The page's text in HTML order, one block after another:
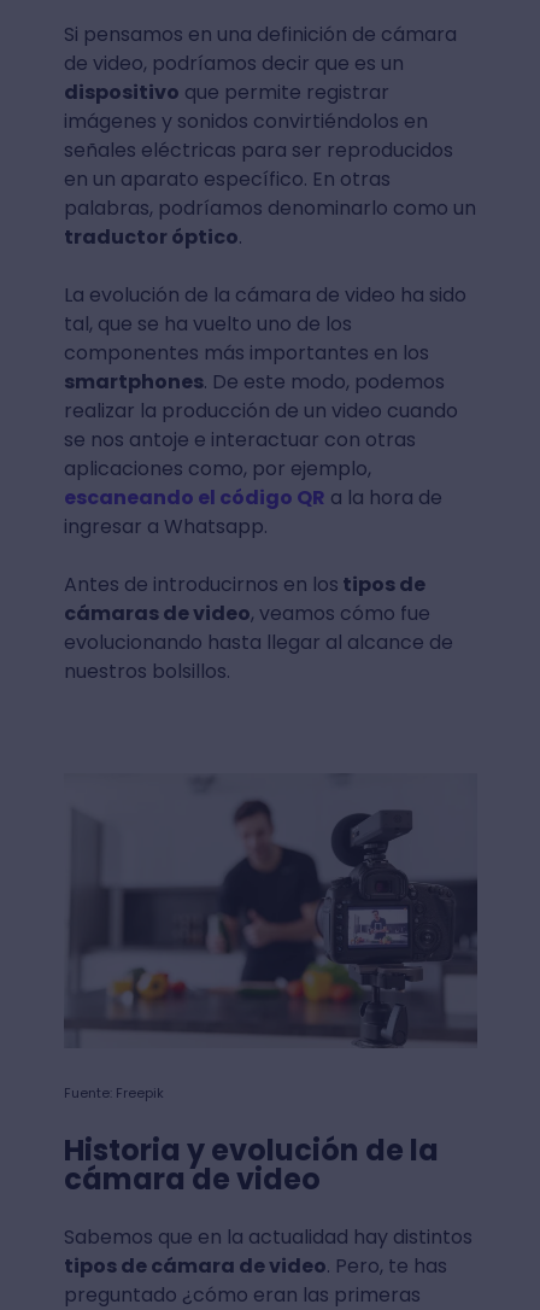
Si pensamos en una definición de cámara
de video, podríamos decir que es un
dispositivo que permite registrar
imágenes y sonidos convirtiéndolos en
señales eléctricas para ser reproducidos
en un aparato específico. En otras
palabras, podríamos denominarlo como un
traductor óptico.
La evolución de la cámara de video ha sido
tal, que se ha vuelto uno de los
componentes más importantes en los
smartphones. De este modo, podemos
realizar la producción de un video cuando
se nos antoje e interactuar con otras
aplicaciones como, por ejemplo,
escaneando el código QR a la hora de
ingresar a Whatsapp.
Antes de introducirnos en los tipos de
cámaras de video, veamos cómo fue
evolucionando hasta llegar al alcance de
nuestros bolsillos.
Fuente: Freepik
Historia y evolución de la
cámara de video
Sabemos que en la actualidad hay distintos
tipos de cámara de video. Pero, te has
preguntado ¿cómo eran las primeras